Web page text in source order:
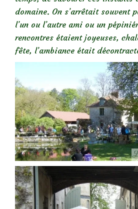
domaine. On s’arrêtait souvent
l’un ou l’autre ami ou un
rencontres étaient joyeuses,
fête, l’ambiance était